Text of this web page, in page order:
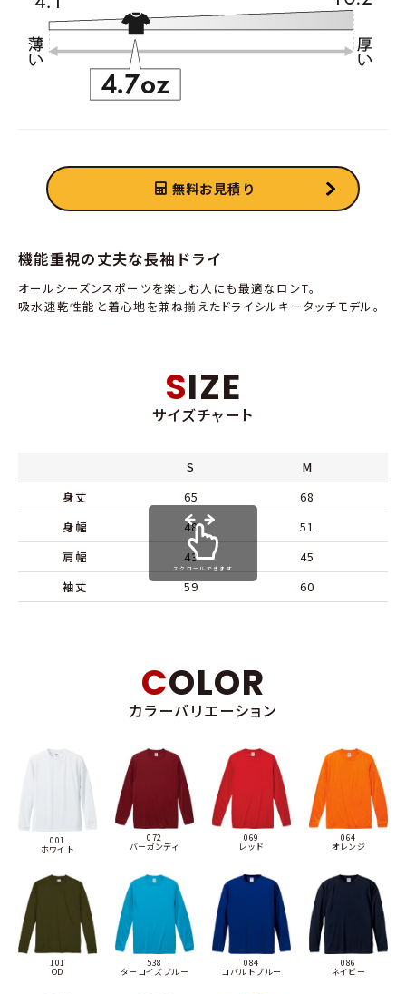
無料お見積り
機能重視の丈夫な長袖ドライ
オールシーズンスポーツを楽しむ人にも最適なロンT。
吸水速乾性能と着心地を兼ね揃えたドライシルキータッチモデル。
SIZE
サイズチャート
S
M
身丈
65
68
身幅
48
51
肩幅
43
45
袖丈
59 60
スクロールできます
COLOR
カラーバリエーション
001
ホワイト
072
バーガンディ
069
レッド
064
オレンジ
101
OD
538
ターコイズブルー
084
コバルトブルー
086
ネイビー